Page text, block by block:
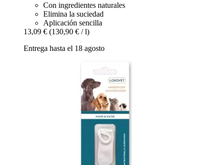
Con ingredientes naturales
Elimina la suciedad
Aplicación sencilla
13,09 € (130,90 € / l)
Entrega hasta el 18 agosto